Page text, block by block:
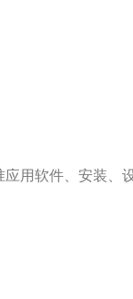
用软件、安装、